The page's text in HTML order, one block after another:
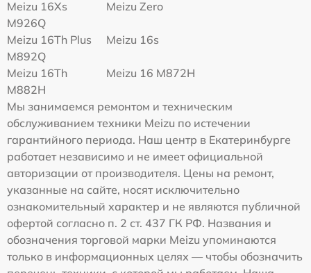
Meizu 16Xs
M926Q
Meizu Zero
Meizu 16Th Plus
M892Q
Meizu 16s
Meizu 16Th
M882H
Meizu 16 M872H
Мы занимаемся ремонтом и техническим
обслуживанием техники Meizu по истечении
гарантийного периода. Наш центр в Екатеринбурге
работает независимо и не имеет официальной
авторизации от производителя. Цены на ремонт,
указанные на сайте, носят исключительно
ознакомительный характер и не являются публичной
офертой согласно п. 2 ст. 437 ГК РФ. Названия и
обозначения торговой марки Meizu упоминаются
только в информационных целях — чтобы обозначить